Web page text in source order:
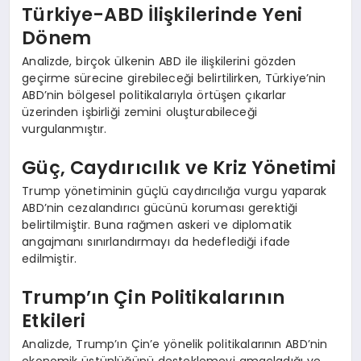
Türkiye-ABD İlişkilerinde Yeni
Dönem
Analizde, birçok ülkenin ABD ile ilişkilerini gözden
geçirme sürecine girebileceği belirtilirken, Türkiye’nin
ABD’nin bölgesel politikalarıyla örtüşen çıkarlar
üzerinden işbirliği zemini oluşturabileceği
vurgulanmıştır.
Güç, Caydırıcılık ve Kriz Yönetimi
Trump yönetiminin güçlü caydırıcılığa vurgu yaparak
ABD’nin cezalandırıcı gücünü koruması gerektiği
belirtilmiştir. Buna rağmen askeri ve diplomatik
angajmanı sınırlandırmayı da hedeflediği ifade
edilmiştir.
Trump’ın Çin Politikalarının
Etkileri
Analizde, Trump’ın Çin’e yönelik politikalarının ABD’nin